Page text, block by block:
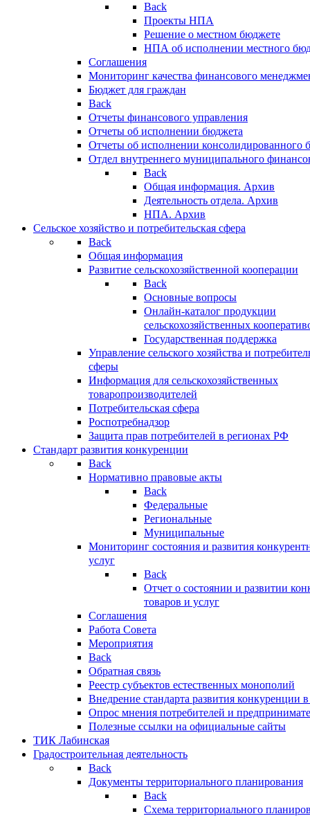
Back
Проекты НПА
Решение о местном бюджете
НПА об исполнении местного
Соглашения
Мониторинг качества финансового
Бюджет для граждан
Back
Отчеты финансового управления
Отчеты об исполнении бюджета
Отчеты об исполнении консолидированного
Отдел внутреннего муниципального
Back
Общая информация. Архив
Деятельность отдела. Архив
НПА. Архив
Сельское хозяйство и потребительская сфера
Back
Общая информация
Развитие сельскохозяйственной кооперации
Back
Основные вопросы
Онлайн-каталог продукции
сельскохозяйственных
Государственная поддержка
Управление сельского хозяйства и
сферы
Информация для сельскохозяйственных
товаропроизводителей
Потребительская сфера
Роспотребнадзор
Защита прав потребителей в регионах РФ
Стандарт развития конкуренции
Back
Нормативно правовые акты
Back
Федеральные
Региональные
Муниципальные
Мониторинг состояния и развития
услуг
Back
Отчет о состоянии и развитии
товаров и услуг
Соглашения
Работа Совета
Мероприятия
Back
Обратная связь
Реестр субъектов естественных монополий
Внедрение стандарта развития конкуренции
Опрос мнения потребителей и
Полезные ссылки на официальные сайты
ТИК Лабинская
Градостроительная деятельность
Back
Документы территориального планирования
Back
Схема территориального